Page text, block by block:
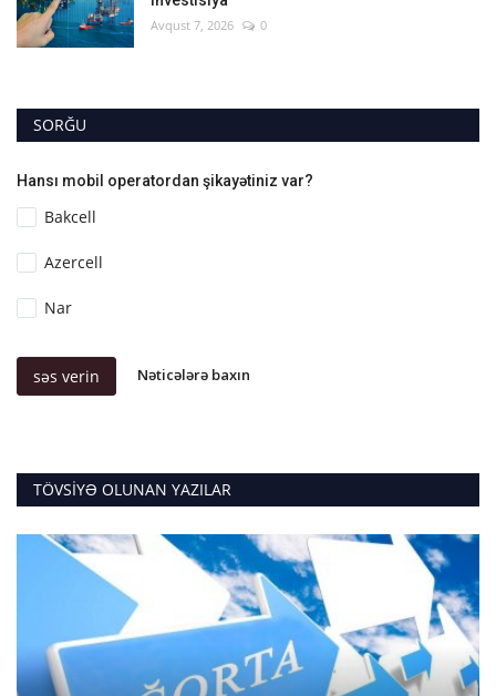
Avqust 7, 2026 0
SORĞU
Hansı mobil operatordan şikayətiniz var?
Bakcell
Azercell
Nar
səs verin Nəticələrə baxın
TÖVSIYƏ OLUNAN YAZILAR